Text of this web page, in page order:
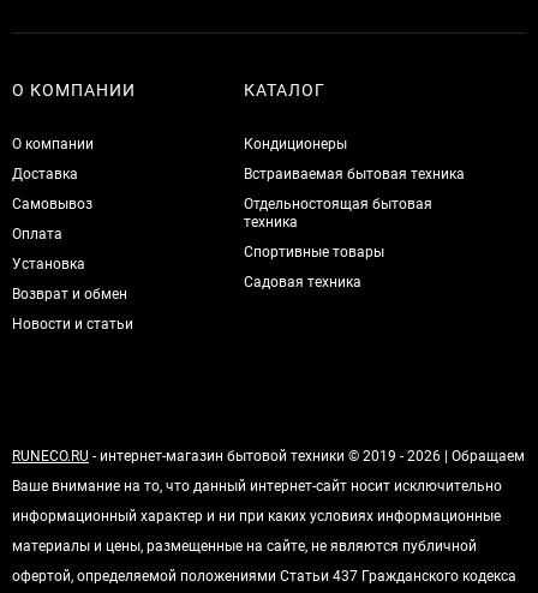
О КОМПАНИИ
О компании
Доставка
Самовывоз
Оплата
Установка
Возврат и обмен
Новости и статьи
КАТАЛОГ
Кондиционеры
Встраиваемая бытовая техника
Отдельностоящая бытовая
техника
Спортивные товары
Садовая техника
RUNECO.RU - интернет-магазин бытовой техники © 2019 - 2026 | Обращаем
Ваше внимание на то, что данный интернет-сайт носит исключительно
информационный характер и ни при каких условиях информационные
материалы и цены, размещенные на сайте, не являются публичной
офертой, определяемой положениями Статьи 437 Гражданского кодекса